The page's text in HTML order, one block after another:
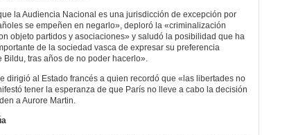
la Audiencia Nacional es una jurisdicción de excepción por
se empeñen en negarlo», deploró la «criminalización
objeto partidos y asociaciones» y saludó la posibilidad que ha
de la sociedad vasca de expresar su preferencia
Bildu, tras años de no poder hacerlo».
dirigió al Estado francés a quien recordó que «las libertades no
tener la esperanza de que París no lleve a cabo la decisión
a Aurore Martin.